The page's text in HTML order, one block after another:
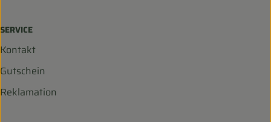
SERVICE
Kontakt
Gutschein
Reklamation